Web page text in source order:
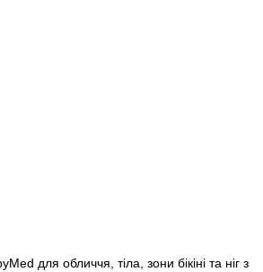
для обличчя, тіла, зони бікіні та ніг з